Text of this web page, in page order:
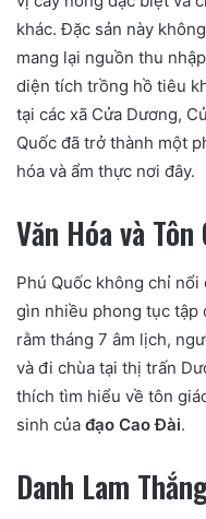
khác. Đặc sản này
mang lại nguồn thu
diện tích trồng hồ tiêu
tại các xã Cửa Dương,
Quốc đã trở thành một
hóa và ẩm thực nơi đây.
Văn Hóa và Tôn
Phú Quốc không chỉ
gìn nhiều phong tục tập
rằm tháng 7 âm lịch,
và đi chùa tại thị trấn
thích tìm hiểu về tôn
sinh của đạo Cao Đài.
Danh Lam